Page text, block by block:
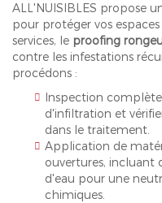
ALL'NUISIBLES propose
pour protéger vos
services, le proofing
contre les infestations
procédons :
Inspection
d'infiltration et
dans le traitement.
Application de
ouvertures, incluant
d'eau pour une
chimiques.